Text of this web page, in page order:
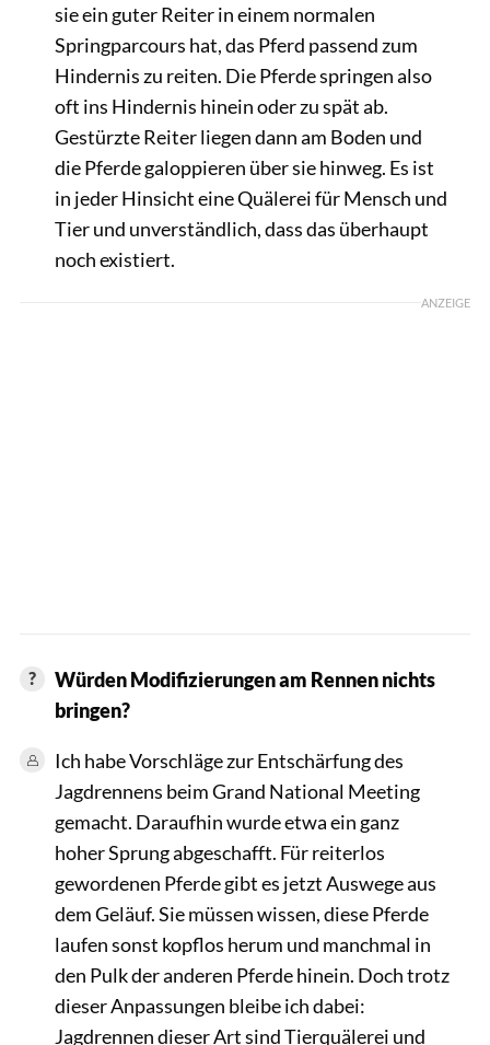
sie ein guter Reiter in einem normalen
Springparcours hat, das Pferd passend zum
Hindernis zu reiten. Die Pferde springen also
oft ins Hindernis hinein oder zu spät ab.
Gestürzte Reiter liegen dann am Boden und
die Pferde galoppieren über sie hinweg. Es ist
in jeder Hinsicht eine Quälerei für Mensch und
Tier und unverständlich, dass das überhaupt
noch existiert.
ANZEIGE
Würden Modifizierungen am Rennen nichts
bringen?
Ich habe Vorschläge zur Entschärfung des
Jagdrennens beim Grand National Meeting
gemacht. Daraufhin wurde etwa ein ganz
hoher Sprung abgeschafft. Für reiterlos
gewordenen Pferde gibt es jetzt Auswege aus
dem Geläuf. Sie müssen wissen, diese Pferde
laufen sonst kopflos herum und manchmal in
den Pulk der anderen Pferde hinein. Doch trotz
dieser Anpassungen bleibe ich dabei:
Jagdrennen dieser Art sind Tierquälerei und